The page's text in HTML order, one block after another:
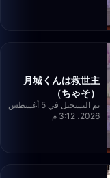
月城くんは救世主
（ちゃそ）
تم التسجيل في 5 أغسطس
2026، 3:12 م